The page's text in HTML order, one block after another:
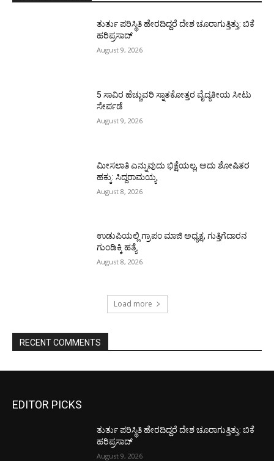
ತುರ್ತು ಪರಿಸ್ಥಿತಿ ಹೇರದಿದ್ದರೆ ದೇಶ ಚೂರಾಗುತ್ತಿತ್ತು: ಬಿಕೆ
ಹರಿಪ್ರಸಾದ್
August 9, 2026
5 ಸಾವಿರ ಹೆಚ್ಚುವರಿ ಸ್ನಾತಕೋತ್ತರ ವೈದ್ಯಕೀಯ ಸೀಟು
ಸೇರ್ಪಡೆ
August 9, 2026
ಮೀಸಲಾತಿ ಎನ್ನುವುದು ಭಿಕ್ಷೆಯಲ್ಲ, ಅದು ಶೋಷಿತರ
ಹಕ್ಕು: ಸಿದ್ದರಾಮಯ್ಯ
August 8, 2026
ಉಡುಪಿಯಲ್ಲಿ ಗ್ರಾಪಂ ಮಾಜಿ ಅಧ್ಯಕ್ಷ, ಗುತ್ತಿಗೆದಾರನ
ಗುಂಡಿಕ್ಕಿ ಹತ್ಯೆ
August 8, 2026
Load more
RECENT COMMENTS
EDITOR PICKS
ತುರ್ತು ಪರಿಸ್ಥಿತಿ ಹೇರದಿದ್ದರೆ ದೇಶ ಚೂರಾಗುತ್ತಿತ್ತು: ಬಿಕೆ
ಹರಿಪ್ರಸಾದ್
August 9, 2026